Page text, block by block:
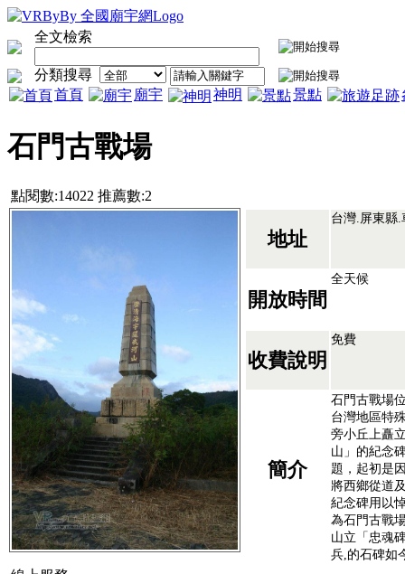
全文檢索
分類搜尋
首頁
廟宇 神明 景點
石門古戰場
點閱數:14022 推薦數:2
地址
台灣.屏東縣
開放時間
全天候
收費說明
免費
簡介
石門古戰場
台灣地區特
旁小丘上矗
山」的紀念
題，起初是
將西鄉從道
紀念碑用以
為石門古戰
山立「忠魂
兵,的石碑如